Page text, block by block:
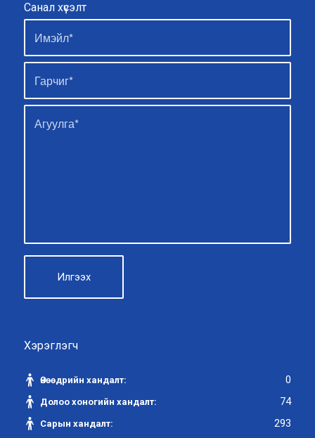
Санал хүсэлт
Хэрэглэгч
Өнөөдрийн хандалт: 0
Долоо хоногийн хандалт: 74
Сарын хандалт: 293